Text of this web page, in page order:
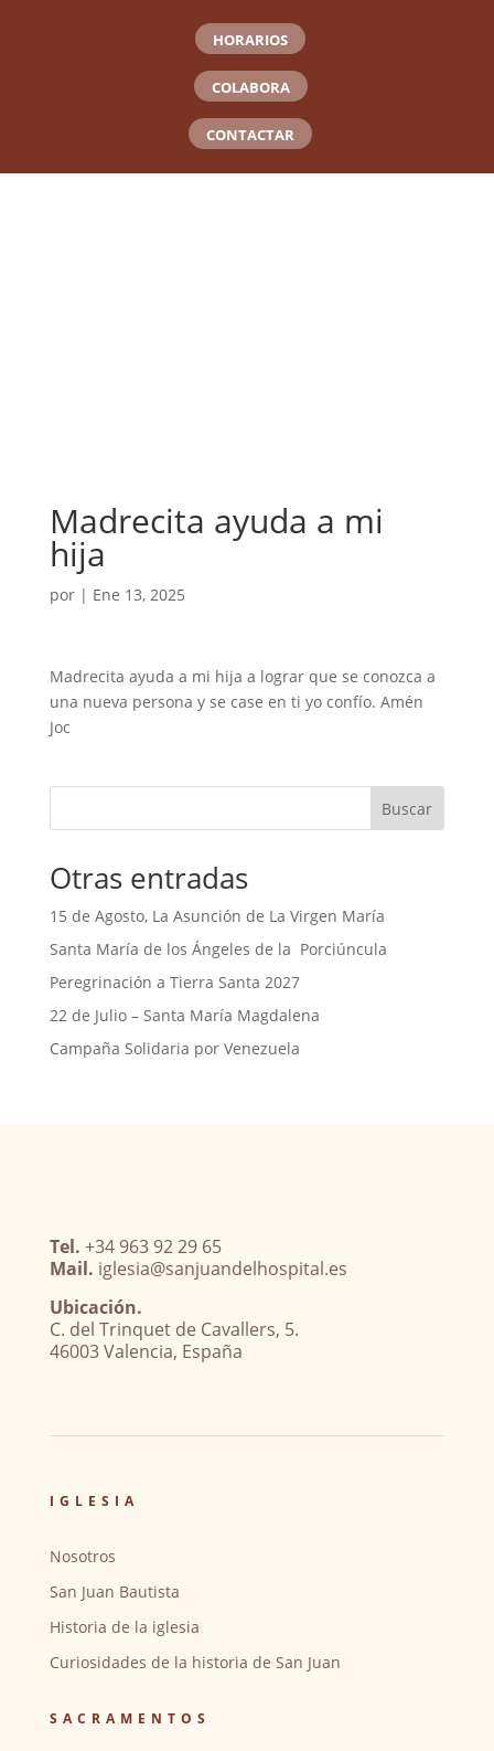
HORARIOS
COLABORA
CONTACTAR
Madrecita ayuda a mi
hija
por | Ene 13, 2025
Madrecita ayuda a mi hija a lograr que se conozca a
una nueva persona y se case en ti yo confío. Amén
Joc
Buscar
Otras entradas
15 de Agosto, La Asunción de La Virgen María
Santa María de los Ángeles de la Porciúncula
Peregrinación a Tierra Santa 2027
22 de Julio – Santa María Magdalena
Campaña Solidaria por Venezuela
Tel. +34 963 92 29 65
Mail. iglesia@sanjuandelhospital.es
Ubicación.
C. del Trinquet de Cavallers, 5.
46003 Valencia, España
IGLESIA
Nosotros
San Juan Bautista
Historia de la iglesia
Curiosidades de la historia de San Juan
SACRAMENTOS